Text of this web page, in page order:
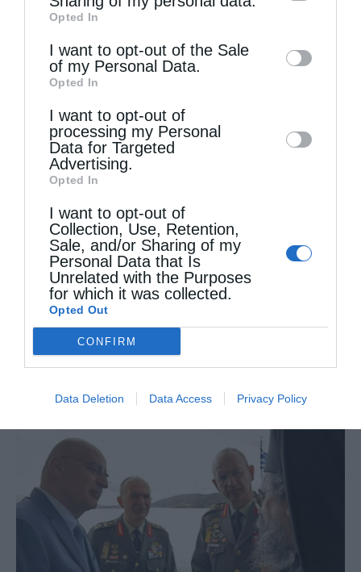
of downstream participants. This
information may also be disclosed by us to
third parties on theIAB’s List of
Downstream Participants
disclose it to other third parties.
Opted In
I want to opt-out of the Sale
of my Personal Data.
Opted In
I want to opt-out of
processing my Personal
Data for Targeted
Advertising.
Opted In
I want to opt-out of
Collection, Use, Retention,
Sale, and/or Sharing of my
Personal Data that Is
Unrelated with the Purposes
for which it was collected.
Opted Out
CONFIRM
Data Deletion Data Access Privacy Policy
Δημητριάδος Ιγνάτιος: «Η Παναγία μας δείχνει τον
δρόμο...
Η εορτή της Μεταμορφώσεως του Σωτήρος σε
Μεταμόρφωση...